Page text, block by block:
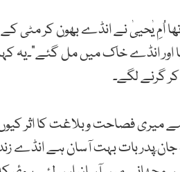
اُمِ یٰحییٰ نے انڈے بھون کر مٹی
اور انڈے خاک میں مل گئے”۔یہ
گرنے لگے۔
میری فصاحت وبلاغت کا اثر کیوں
ِپدر بات بہت آسان ہے انڈے